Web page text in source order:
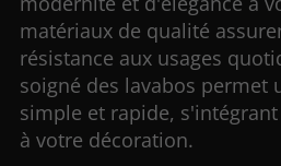
matériaux de qualité
résistance aux usages
soigné des lavabos permet
simple et rapide,
à votre décoration.